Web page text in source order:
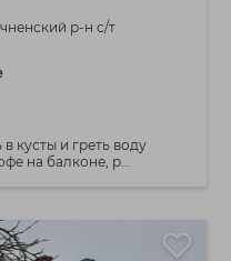
р-н с/т
кусты и греть воду
на балконе, р...